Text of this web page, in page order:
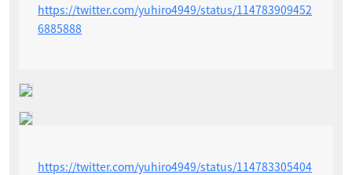
https://twitter.com/yuhiro4949/status/114783909452
6885888
https://twitter.com/yuhiro4949/status/114783305404